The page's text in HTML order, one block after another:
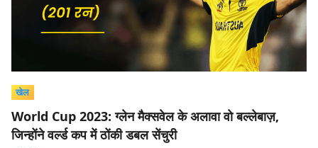
खेल
World Cup 2023: ग्लेन मैक्सवेल के अलावा वो बल्लेबाज़,
जिन्होंने वर्ल्ड कप में ठोंकी डबल सेंचुरी